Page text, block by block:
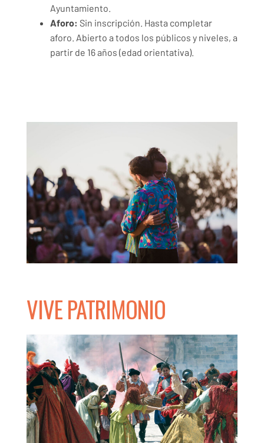
Ayuntamiento.
Aforo: Sin inscripción. Hasta completar
aforo. Abierto a todos los públicos y niveles, a
partir de 16 años (edad orientativa).
VIVE PATRIMONIO